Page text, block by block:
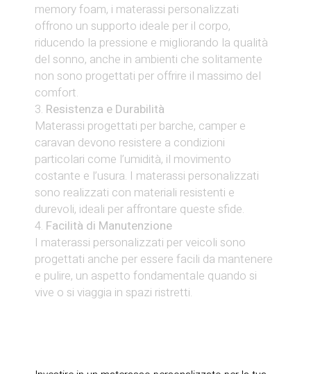
memory foam, i materassi personalizzati
offrono un supporto ideale per il corpo,
riducendo la pressione e migliorando la qualità
del sonno, anche in ambienti che solitamente
non sono progettati per offrire il massimo del
comfort.
Resistenza e Durabilità
Materassi progettati per barche, camper e
caravan devono resistere a condizioni
particolari come l’umidità, il movimento
costante e l’usura. I materassi personalizzati
sono realizzati con materiali resistenti e
durevoli, ideali per affrontare queste sfide.
Facilità di Manutenzione
I materassi personalizzati per veicoli sono
progettati anche per essere facili da mantenere
e pulire, un aspetto fondamentale quando si
vive o si viaggia in spazi ristretti.